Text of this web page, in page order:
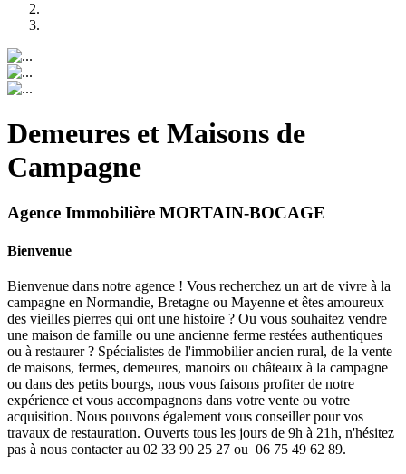
Demeures et Maisons de
Campagne
Agence Immobilière MORTAIN-BOCAGE
Bienvenue
Bienvenue dans notre agence ! Vous recherchez un art de vivre à la
campagne en Normandie, Bretagne ou Mayenne et êtes amoureux
des vieilles pierres qui ont une histoire ? Ou vous souhaitez vendre
une maison de famille ou une ancienne ferme restées authentiques
ou à restaurer ? Spécialistes de l'immobilier ancien rural, de la vente
de maisons, fermes, demeures, manoirs ou châteaux à la campagne
ou dans des petits bourgs, nous vous faisons profiter de notre
expérience et vous accompagnons dans votre vente ou votre
acquisition. Nous pouvons également vous conseiller pour vos
travaux de restauration. Ouverts tous les jours de 9h à 21h, n'hésitez
pas à nous contacter au 02 33 90 25 27 ou 06 75 49 62 89.